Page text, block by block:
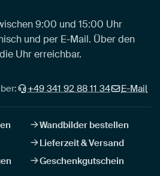
9:00 und 15:00 Uhr
und per E-Mail. Über den
Uhr erreichbar.
+49 341 92 88 11 34 E-Mail
Wandbilder bestellen
Lieferzeit & Versand
Geschenkgutschein